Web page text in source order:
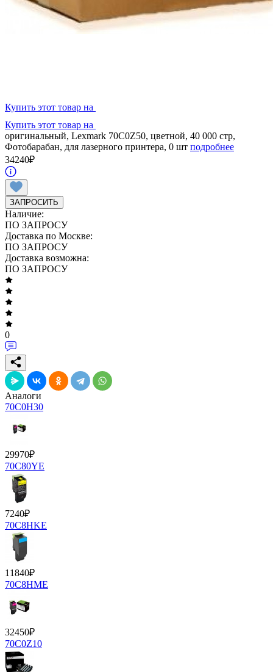
Купить этот товар на
Купить этот товар на
оригинальный, Lexmark 70C0Z50, цветной, 40 000 стр,
Фотобарабан, для лазерного принтера, 0 шт подробнее
34240₽
ЗАПРОСИТЬ
Наличие:
ПО ЗАПРОСУ
Доставка по Москве:
ПО ЗАПРОСУ
Доставка возможна:
ПО ЗАПРОСУ
0
Аналоги
70C0H30
29970₽
70C80YE
7240₽
70C8HKE
11840₽
70C8HME
32450₽
70C0Z10